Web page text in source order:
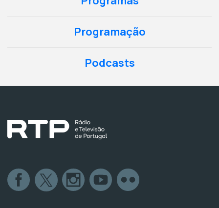
Programação
Podcasts